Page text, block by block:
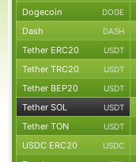
Dogecoin DOGE
Dash DASH
Tether ERC20 USDT
Tether TRC20 USDT
Tether BEP20 USDT
Tether SOL USDT
Tether TON USDT
USDC ERC20 USDC